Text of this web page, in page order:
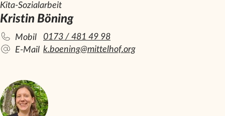
Kita-Sozialarbeit
Kristin Böning
Mobil
0173 / 481 49 98
E-Mail k.boening@mittelhof.org